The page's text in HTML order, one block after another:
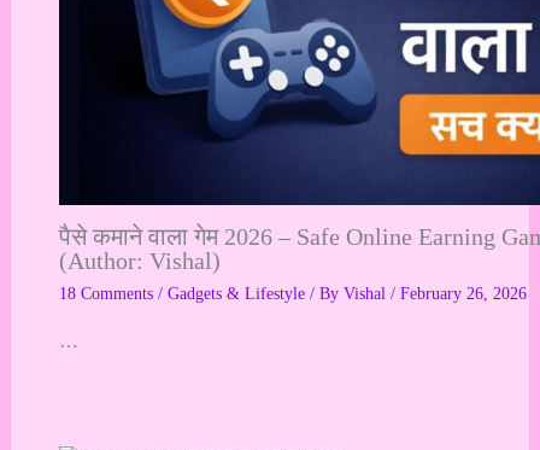
पैसे कमाने वाला गेम 2026 – Safe Online Earning
(Author: Vishal)
18 Comments / Gadgets & Lifestyle/ By Vishal / February 26, 2026
…